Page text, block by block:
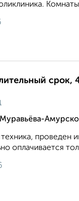
срок,
техника,
оплачивается